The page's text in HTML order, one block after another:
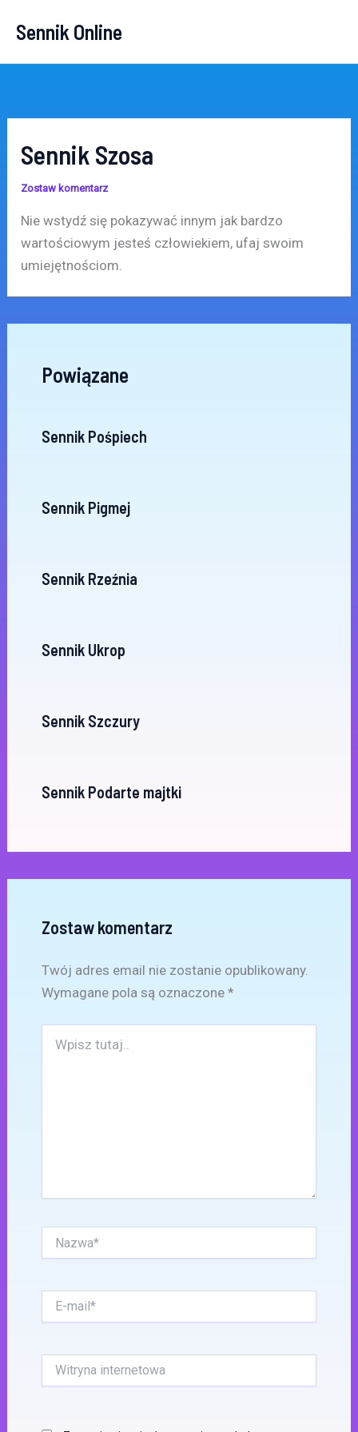
Sennik Online
Sennik Szosa
Zostaw komentarz
Nie wstydź się pokazywać innym jak bardzo
wartościowym jesteś człowiekiem, ufaj swoim
umiejętnościom.
Powiązane
Sennik Pośpiech
Sennik Pigmej
Sennik Rzeźnia
Sennik Ukrop
Sennik Szczury
Sennik Podarte majtki
Zostaw komentarz
Twój adres email nie zostanie opublikowany.
Wymagane pola są oznaczone *
tutaj..
mail*
internetowa